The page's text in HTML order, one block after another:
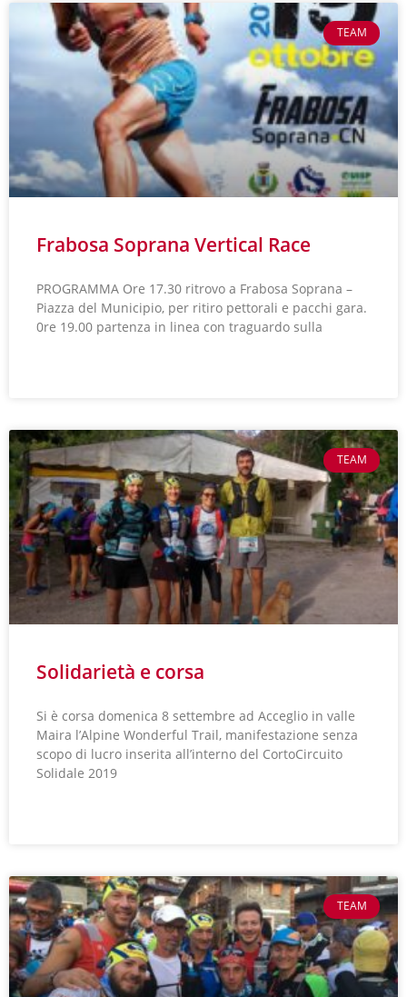
TEAM
Frabosa Soprana Vertical Race
PROGRAMMA Ore 17.30 ritrovo a Frabosa Soprana –
Piazza del Municipio, per ritiro pettorali e pacchi gara.
0re 19.00 partenza in linea con traguardo sulla
TEAM
Solidarietà e corsa
Si è corsa domenica 8 settembre ad Acceglio in valle
Maira l’Alpine Wonderful Trail, manifestazione senza
scopo di lucro inserita all’interno del CortoCircuito
Solidale 2019
TEAM